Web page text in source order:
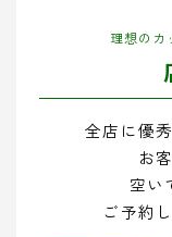
理想のカ
全店に優
お
空い
ご予約